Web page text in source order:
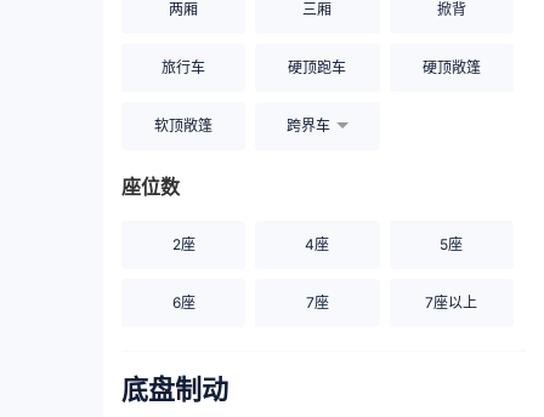
两厢 三厢 掀背
旅行车 硬顶跑车 硬顶敞篷
软顶敞篷 跨界车
座位数
2座 4座 5座
6座 7座 7座以上
底盘制动